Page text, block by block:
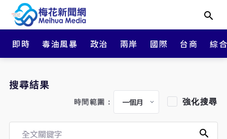
即時 毒油風暴 政治 兩岸 國際 台商 綜
搜尋結果
時間範圍： 強化搜尋